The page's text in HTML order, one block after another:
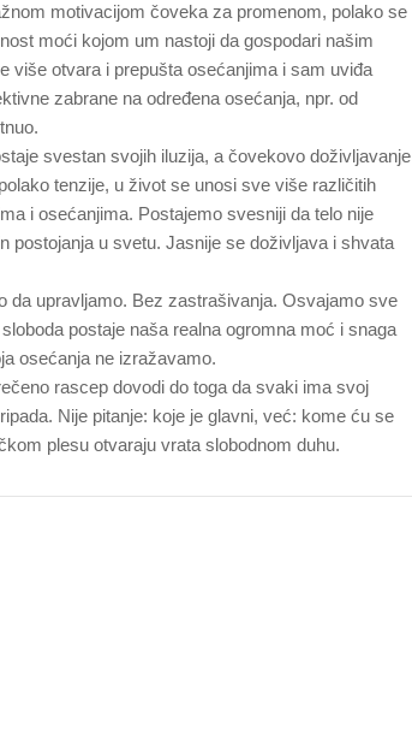
motivacijom čoveka za promenom, polako se
moći kojom um nastoji da gospodari našim
više otvara i prepušta osećanjima i sam uviđa
zabrane na određena osećanja, npr. od
svestan svojih iluzija, a čovekovo doživljavanje
tenzije, u život se unosi sve više različitih
i osećanjima. Postajemo svesniji da telo nije
postojanja u svetu. Jasnije se doživljava i shvata
da upravljamo. Bez zastrašivanja. Osvajamo sve
postaje naša realna ogromna moć i snaga
osećanja ne izražavamo.
rascep dovodi do toga da svaki ima svoj
Nije pitanje: koje je glavni, već: kome ću se
plesu otvaraju vrata slobodnom duhu.